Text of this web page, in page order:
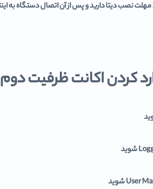
کردن اکانت ظرفیت دوم